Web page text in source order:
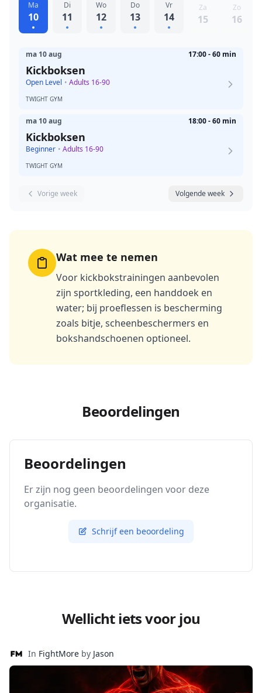
Ma
10
Di
11
Wo
12
Do
13
Vr
14
Za
15
Zo
16
ma 10 aug 17:00 - 60 min
Kickboksen
Open Level • Adults 16-90
TWIGHT GYM
ma 10 aug 18:00 - 60 min
Kickboksen
Beginner • Adults 16-90
TWIGHT GYM
Vorige week Volgende week
Wat mee te nemen
Voor kickbokstrainingen aanbevolen
zijn sportkleding, een handdoek en
water; bij proeflessen is bescherming
zoals bitje, scheenbeschermers en
bokshandschoenen optioneel.
Beoordelingen
Beoordelingen
Er zijn nog geen beoordelingen voor deze
organisatie.
Schrijf een beoordeling
Wellicht iets voor jou
In FightMore by Jason